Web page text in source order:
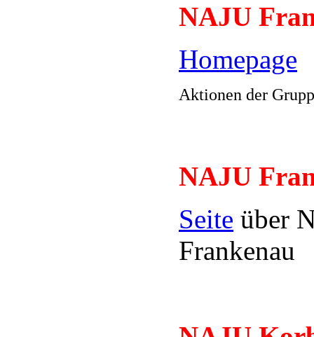
NAJU
Homepage
Aktionen der
NAJU
Seite über
Frankenau